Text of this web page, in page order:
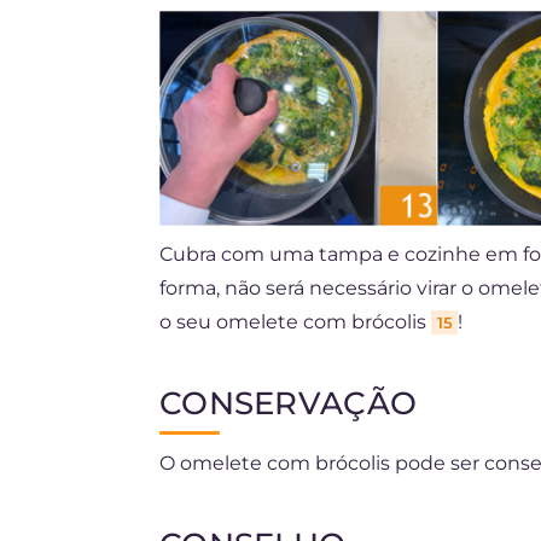
Cubra com uma tampa e cozinhe em
forma, não será necessário virar o
o seu omelete com brócolis 15 !
CONSERVAÇÃO
O omelete com brócolis pode ser